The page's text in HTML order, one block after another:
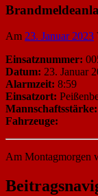
Am 23. Januar 2023
Einsatznummer:
Datum: 23. Januar
Alarmzeit: 8:59
Einsatzort:
Mannschaftsstärke:
Fahrzeuge:
Am Montagmorgen